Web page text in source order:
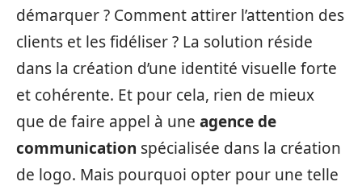
démarquer ? Comment attirer l’attention des
clients et les fidéliser ? La solution réside
dans la création d’une identité visuelle forte
et cohérente. Et pour cela, rien de mieux
que de faire appel à une agence de
communication spécialisée dans la création
de logo. Mais pourquoi opter pour une telle